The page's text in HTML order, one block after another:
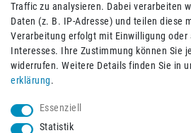
Impressum
Traffic zu analysieren. Dabei verarbeiten
Daten (z. B. IP-Adresse) und teilen diese
Verarbeitung erfolgt mit Einwilligung
Interesses. Ihre Zustimmung können Sie
widerrufen. Weitere Details finden Sie in
erklärung.
Essenziell
Statistik